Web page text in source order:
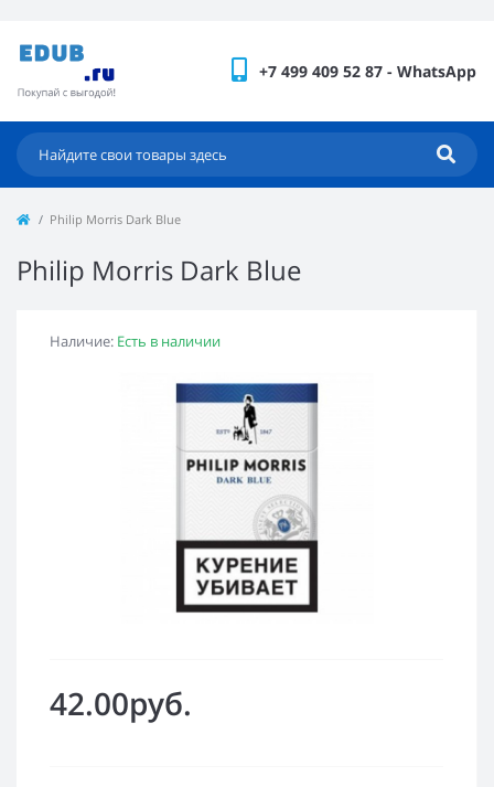
+7 499 409 52 87 - WhatsApp
Philip Morris Dark Blue
Philip Morris Dark Blue
Наличие: Есть в наличии
42.00руб.